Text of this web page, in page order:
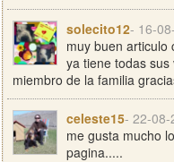
solecito12- 16-
muy buen articulo
ya tiene todas
miembro de la familia
celeste15- 22-08-
me gusta mucho
pagina.....